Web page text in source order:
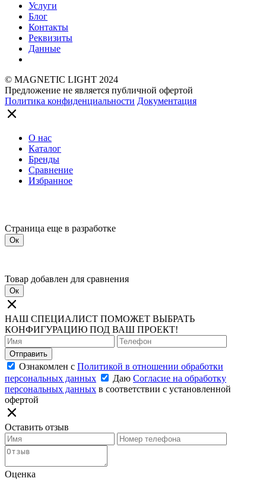
Услуги
Блог
Контакты
Реквизиты
Данные
© MAGNETIC LIGHT 2024
Предложение не является публичной офертой
Политика конфиденциальности Документация
О нас
Каталог
Бренды
Сравнение
Избранное
Страница еще в разработке
Ок
Товар добавлен для сравнения
Ок
НАШ СПЕЦИАЛИСТ ПОМОЖЕТ ВЫБРАТЬ
КОНФИГУРАЦИЮ ПОД ВАШ ПРОЕКТ!
Отправить
Ознакомлен с Политикой в отношении обработки
персональных данных
Даю Согласие на обработку
персональных данных в соответствии с установленной
офертой
Оставить отзыв
Оценка